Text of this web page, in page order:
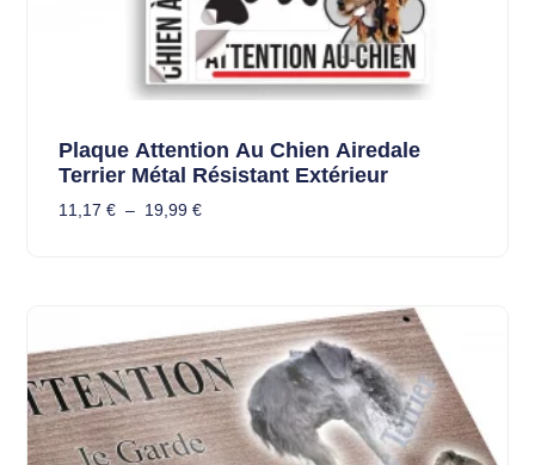
Plaque Attention Au Chien Airedale
Terrier Métal Résistant Extérieur
11,17 € – 19,99 €